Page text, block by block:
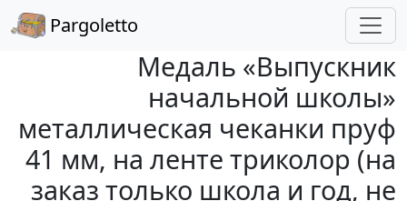
Pargoletto
Медаль «Выпускник
начальной школы»
металлическая чеканки пруф
41 мм, на ленте триколор (на
заказ только школа и год, не